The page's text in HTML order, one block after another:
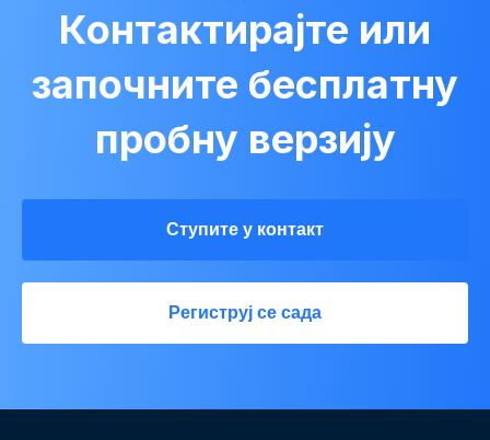
Контактирајте или
започните бесплатну
пробну верзију
Ступите у контакт
Региструј се сада